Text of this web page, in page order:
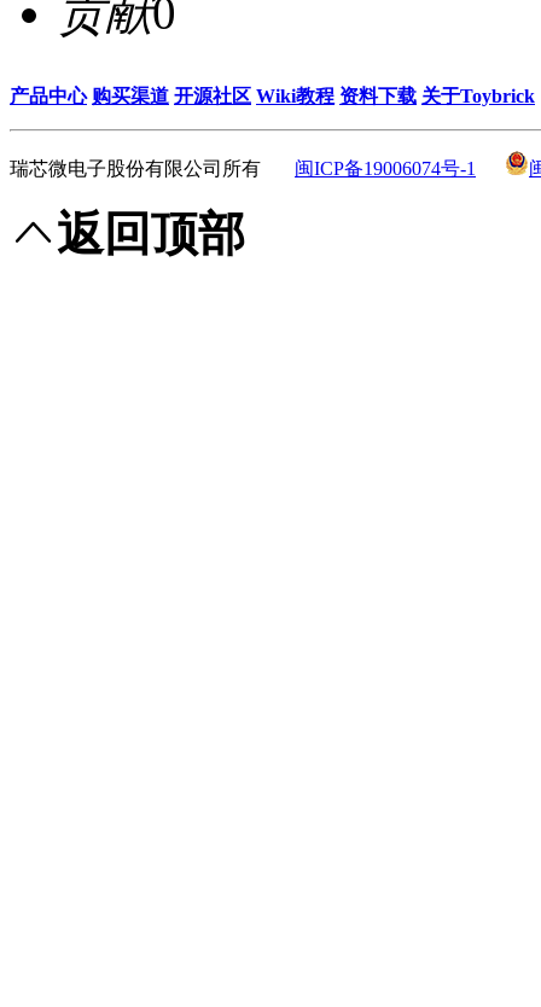
贡献0
产品中心 购买渠道 开源社区 Wiki教程 资料下载 关于Toybrick
瑞芯微电子股份有限公司所有 闽ICP备19006074号-1
返回顶部